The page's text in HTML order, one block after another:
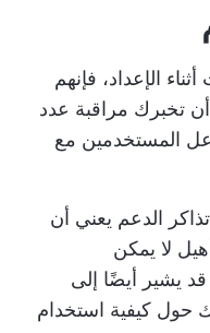
الإعداد، فإنهم
أن تخبرك مراقبة عدد
المستخدمين مع
الدعم يعني أن
لا يمكن
يشير أيضًا إلى
حول كيفية استخدام